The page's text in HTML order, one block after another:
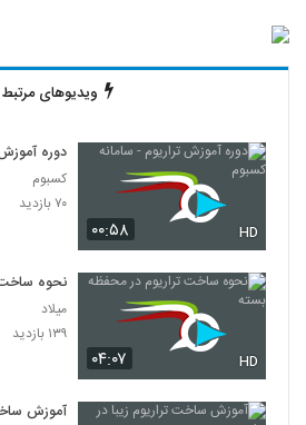
ویدیوهای مرتبط
۰۰:۵۸ HD
دوره
کسبوم
۷۰ بازدید
۰۴:۰۷ HD
نحوه ساخت
میلاد
۱۳۹ بازدید
آموزش